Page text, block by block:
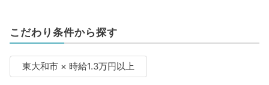
こだわり条件から探す
東大和市 × 時給1.3万円以上